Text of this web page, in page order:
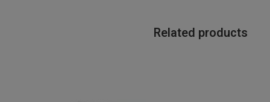
Related products